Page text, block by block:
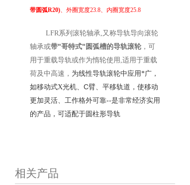
带圆弧R20) 、外圈宽度23.8 、内圈宽度25.8
LFR系列 滚轮轴承 又称导轨导向滚轮
轴承或带"哥特式" 圆弧槽的导轨滚轮 ， 可
用于重载导轨或作为惰轮使用 适用于重载
荷及中高速 ， 为线性导轨滚轮中应用*广，
如移动式X光机、 C臂、平移轨道，使移动
更加灵活、工作格外可靠--是非常经济实用
的产品，可适配于圆柱形导轨
相关产品